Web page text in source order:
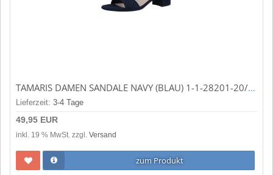
TAMARIS DAMEN SANDALE NAVY (BLAU) 1-1-28201-20/805
Lieferzeit: 3-4 Tage
49,95 EUR
inkl. 19 % MwSt. zzgl. Versand
zum Produkt